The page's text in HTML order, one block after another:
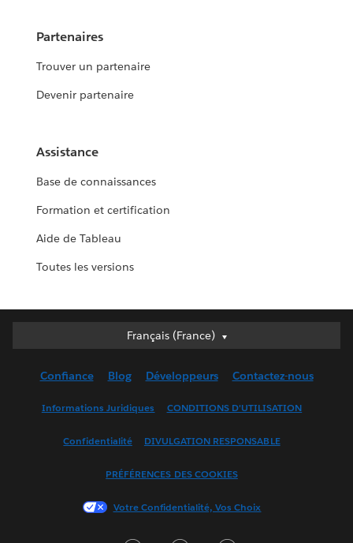
Partenaires
Trouver un partenaire
Devenir partenaire
Assistance
Base de connaissances
Formation et certification
Aide de Tableau
Toutes les versions
Français (France)
Français (France)
English (UK)
Français (Canada)
한국어
Confiance Blog Développeurs Contactez-nous
Informations Juridiques CONDITIONS D'UTILISATION
Confidentialité DIVULGATION RESPONSABLE
PRÉFÉRENCES DES COOKIES
Votre Confidentialité, Vos Choix